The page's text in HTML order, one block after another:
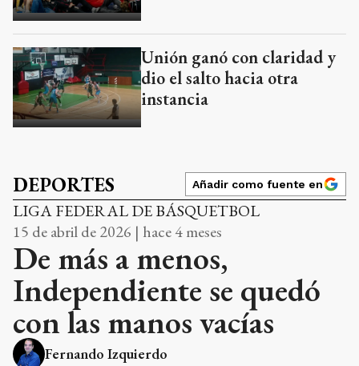
Unión ganó con claridad y
dio el salto hacia otra
instancia
DEPORTES Añadir como fuente en
LIGA FEDERAL DE BÁSQUETBOL
15 de abril de 2026 | hace 4 meses
De más a menos,
Independiente se quedó
con las manos vacías
Fernando Izquierdo